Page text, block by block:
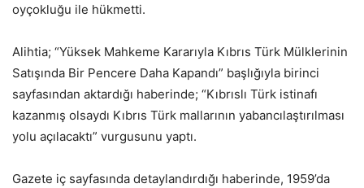
oyçokluğu ile hükmetti.
Alihtia; “Yüksek Mahkeme Kararıyla Kıbrıs Türk Mülklerinin
Satışında Bir Pencere Daha Kapandı” başlığıyla birinci
sayfasından aktardığı haberinde; “Kıbrıslı Türk istinafı
kazanmış olsaydı Kıbrıs Türk mallarının yabancılaştırılması
yolu açılacaktı” vurgusunu yaptı.
Gazete iç sayfasında detaylandırdığı haberinde, 1959’da